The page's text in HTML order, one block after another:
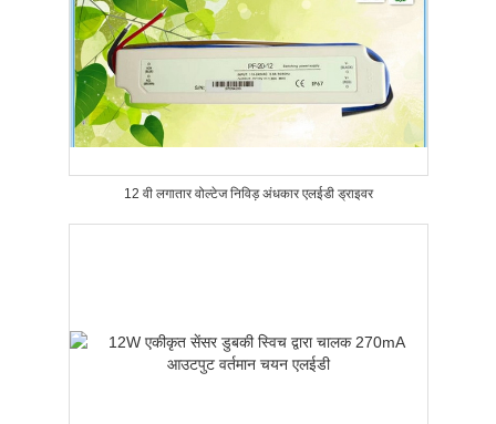
12 वी लगातार वोल्टेज निविड़ अंधकार एलईडी ड्राइवर